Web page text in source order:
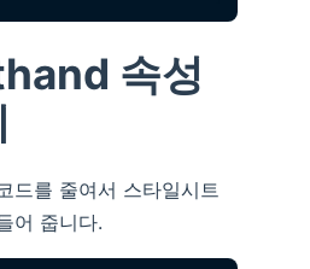
속성
드를 줄여서 스타일시트
어 줍니다.